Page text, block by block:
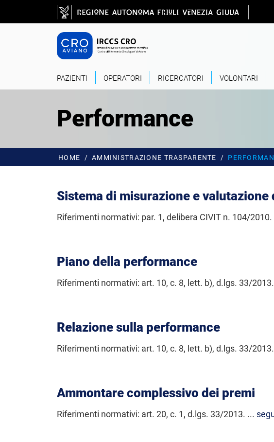
Salta al contenuto principale
PAZIENTI OPERATORI RICERCATORI VOLONTARI
Performance
HOME AMMINISTRAZIONE TRASPARENTE
Sistema di misurazione e
Riferimenti normativi: par. 1, delibera CIVIT n. 104/2010.
Piano della performance
Riferimenti normativi: art. 10, c. 8, lett. b), d.lgs. 33/
Relazione sulla performance
Riferimenti normativi: art. 10, c. 8, lett. b), d.lgs. 33/
Ammontare complessivo dei premi
Riferimenti normativi: art. 20, c. 1, d.lgs. 33/2013. ...